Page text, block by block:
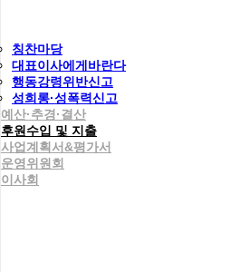
칭찬마당
대표이사에게바란다
행동강령위반신고
성희롱·성폭력신고
예산·추경·결산
후원수입 및 지출
사업계획서&평가서
운영위원회
이사회